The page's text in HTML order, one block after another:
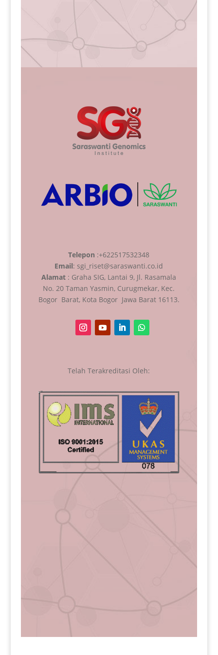
Telepon :+622517532348
Email: sgi_riset@saraswanti.co.id
Alamat : Graha SIG, Lantai 9, Jl. Rasamala
No. 20 Taman Yasmin, Curugmekar, Kec.
Bogor Barat, Kota Bogor Jawa Barat 16113.
Telah Terakreditasi Oleh: